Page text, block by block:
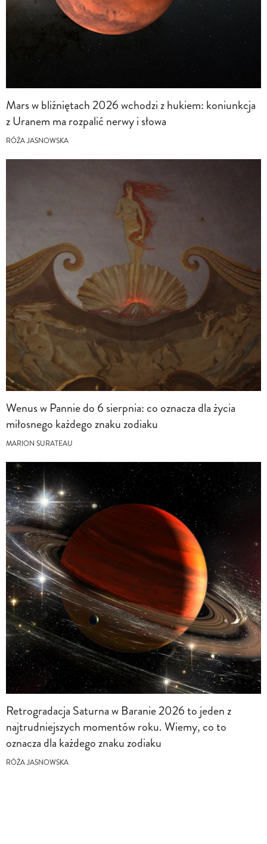
Mars w bliźniętach 2026 wchodzi z hukiem: koniunkcja
z Uranem ma rozpalić nerwy i słowa
RÓŻA JASNOWSKA
Wenus w Pannie do 6 sierpnia: co oznacza dla życia
miłosnego każdego znaku zodiaku
MARION SURATEAU
Retrogradacja Saturna w Baranie 2026 to jeden z
najtrudniejszych momentów roku. Wiemy, co to
oznacza dla każdego znaku zodiaku
RÓŻA JASNOWSKA